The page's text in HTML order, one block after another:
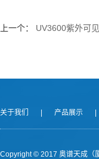
上一个： UV3600紫外可
关于我们 产品展示
Copyright © 2017 奥谱天成（